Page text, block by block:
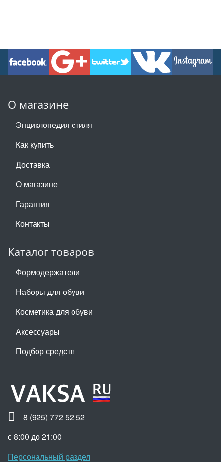
О магазине
Энциклопедия стиля
Как купить
Доставка
О магазине
Гарантия
Контакты
Каталог товаров
Формодержатели
Наборы для обуви
Косметика для обуви
Аксессуары
Подбор средств
8 (925) 772 52 52
с 8:00 до 21:00
Персональный раздел